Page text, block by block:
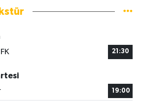
21:30
19:00